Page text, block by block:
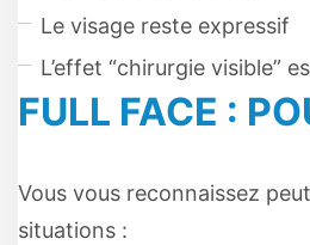
Le visage reste expressif
L’effet “chirurgie visible”
FULL FACE :
Vous vous reconnaissez
situations :